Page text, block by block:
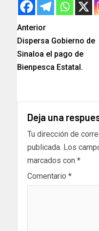
Anterior
Dispersa Gobierno de
Sinaloa el pago de
Bienpesca Estatal.
Deja una
Tu dirección de
publicada. Los
marcados con *
Comentario *